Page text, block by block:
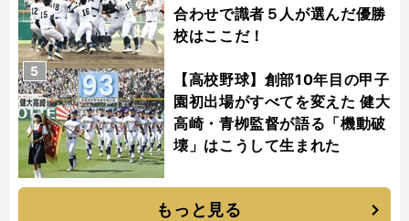
合わせで識者５人が選んだ優勝
校はここだ！
【高校野球】創部10年目の甲子
園初出場がすべてを変えた 健大
高崎・青栁監督が語る「機動破
壊」はこうして生まれた
5
もっと見る